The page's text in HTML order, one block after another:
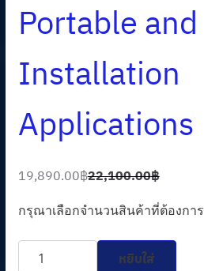
Portable and
Installation
Applications
22,100.00฿
O
r
19,890.00฿
C
u
กรุณาเลือกจำนวนสินค้าที่ต้องการ
จำนวน
หยิบใส่